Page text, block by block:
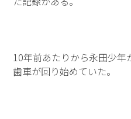
10年前あたりから永田少
歯車が回り始めていた。